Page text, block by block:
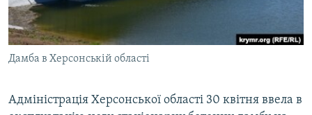
ВІДЕОУРОКИ «ELIFBE»
СВІДЧЕННЯ ОКУПАЦІЇ
УКРАЇНСЬКА ПРОБЛЕМА КРИМУ
Русский
Qırımtatar
Дамба в Херсонській області
Адміністрація Херсонської області 30 квітня ввела в